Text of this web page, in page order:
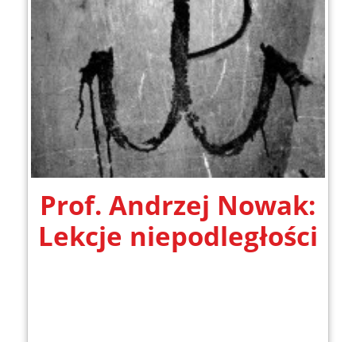
Prof. Andrzej Nowak:
Lekcje niepodległości